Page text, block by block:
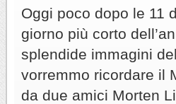
Oggi poco dopo le 11
giorno più corto
splendide immagini
vorremmo ricordare il
da due amici Morten